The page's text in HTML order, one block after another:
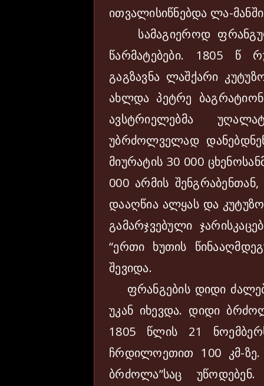
ითვალისიწნებდა ლა-
სამაგიეროდ
წარმატებები. 1805 წ
გაგზავნა ლაშქარი
ახლდა პეტრე
ავსტრიელებმა
უბრძოლველად
მიურატის 30 000
000 არმის
დააღწია ალყას და
გამარჯვებული
“ერთი ხუთის
შევიდა.
ფრანგების დიდი
უკან იხევდა. დიდი
1805 წლის 21
ჩრდილოეთით 100 კმ-ზე.
ბრძოლა”საც